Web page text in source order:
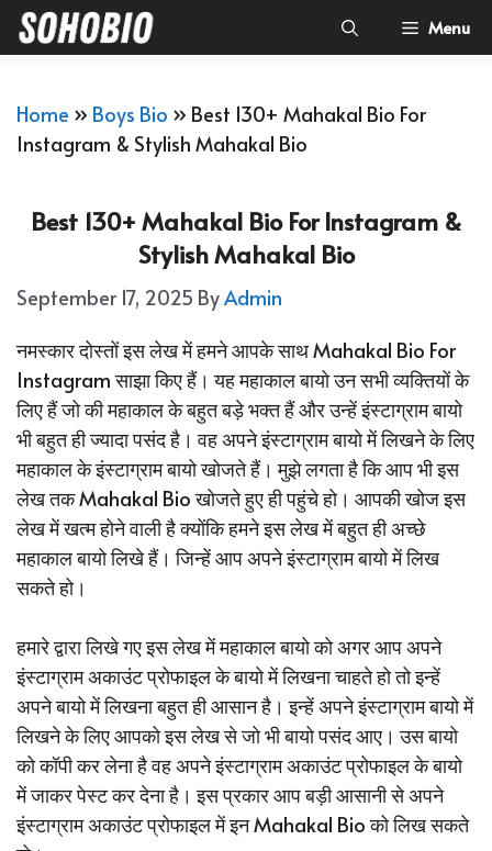
Skip
To
Menu
Home » Boys Bio » Best 130+ Mahakal Bio For
Instagram & Stylish Mahakal Bio
Best 130+ Mahakal Bio For Instagram &
Stylish Mahakal Bio
September 17, 2025 ByAdmin
नमस्कार दोस्तों इस लेख में हमने आपके साथ Mahakal Bio For
Instagram साझा किए हैं। यह महाकाल बायो उन सभी व्यक्तियों के
लिए हैं जो की महाकाल के बहुत बड़े भक्त हैं और उन्हें इंस्टाग्राम बायो
भी बहुत ही ज्यादा पसंद है। वह अपने इंस्टाग्राम बायो में लिखने के लिए
महाकाल के इंस्टाग्राम बायो खोजते हैं। मुझे लगता है कि आप भी इस
लेख तक Mahakal Bio खोजते हुए ही पहुंचे हो। आपकी खोज इस
लेख में खत्म होने वाली है क्योंकि हमने इस लेख में बहुत ही अच्छे
महाकाल बायो लिखे हैं। जिन्हें आप अपने इंस्टाग्राम बायो में लिख
सकते हो।
हमारे द्वारा लिखे गए इस लेख में महाकाल बायो को अगर आप अपने
इंस्टाग्राम अकाउंट प्रोफाइल के बायो में लिखना चाहते हो तो इन्हें
अपने बायो में लिखना बहुत ही आसान है। इन्हें अपने इंस्टाग्राम बायो में
लिखने के लिए आपको इस लेख से जो भी बायो पसंद आए। उस बायो
को कॉपी कर लेना है वह अपने इंस्टाग्राम अकाउंट प्रोफाइल के बायो
में जाकर पेस्ट कर देना है। इस प्रकार आप बड़ी आसानी से अपने
इंस्टाग्राम अकाउंट प्रोफाइल में इन Mahakal Bio को लिख सकते